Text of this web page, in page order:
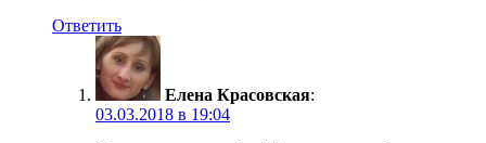
Ответить
Елена Красовская:
03.03.2018 в 19:04